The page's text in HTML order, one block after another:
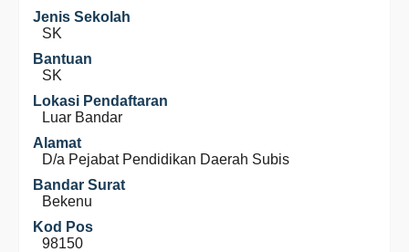
Jenis Sekolah
SK
Bantuan
SK
Lokasi Pendaftaran
Luar Bandar
Alamat
D/a Pejabat Pendidikan Daerah Subis
Bandar Surat
Bekenu
Kod Pos
98150